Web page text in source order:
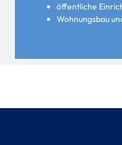
öffentliche
Wohnungsbau